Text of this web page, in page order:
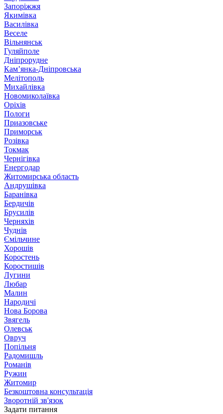
Запоріжжя
Якимівка
Василівка
Веселе
Вільнянськ
Гуляйполе
Дніпрорудне
Кам’янка-Дніпровська
Мелітополь
Михайлівка
Новомиколаївка
Оріхів
Пологи
Приазовське
Приморськ
Розівка
Токмак
Чернігівка
Енергодар
Житомирська область
Андрушівка
Баранівка
Бердичів
Брусилів
Черняхів
Чуднів
Ємільчине
Хорошів
Коростень
Коростишів
Лугини
Любар
Малин
Народичі
Нова Борова
Звягель
Олевськ
Овруч
Попільня
Радомишль
Романів
Ружин
Житомир
Безкоштовна консультація
Зворотній зв'язок
Задати питання